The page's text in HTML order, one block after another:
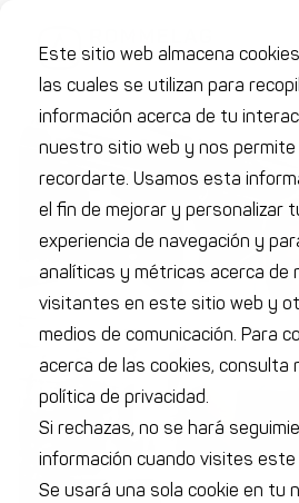
Este sitio web almacena
las cuales se utilizan para
información acerca de tu
nuestro sitio web y nos permite
recordarte. Usamos esta
el fin de mejorar y personalizar
experiencia de navegación y
analíticas y métricas acerca de
visitantes en este sitio web y
medios de comunicación. Para
acerca de las cookies, consulta
política de privacidad.
Si rechazas, no se hará
información cuando visites este
Se usará una sola cookie en tu